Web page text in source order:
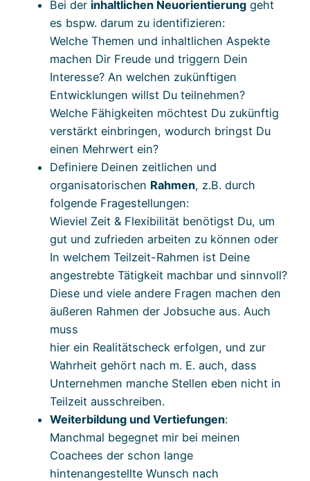
Bei der inhaltlichen Neuorientierung geht
es bspw. darum zu identifizieren:
Welche Themen und inhaltlichen Aspekte
machen Dir Freude und triggern Dein
Interesse? An welchen zukünftigen
Entwicklungen willst Du teilnehmen?
Welche Fähigkeiten möchtest Du zukünftig
verstärkt einbringen, wodurch bringst Du
einen Mehrwert ein?
Definiere Deinen zeitlichen und
organisatorischen Rahmen, z.B. durch
folgende Fragestellungen:
Wieviel Zeit & Flexibilität benötigst Du, um
gut und zufrieden arbeiten zu können oder
In welchem Teilzeit-Rahmen ist Deine
angestrebte Tätigkeit machbar und sinnvoll?
Diese und viele andere Fragen machen den
äußeren Rahmen der Jobsuche aus. Auch
muss
hier ein Realitätscheck erfolgen, und zur
Wahrheit gehört nach m. E. auch, dass
Unternehmen manche Stellen eben nicht in
Teilzeit ausschreiben.
Weiterbildung und Vertiefungen:
Manchmal begegnet mir bei meinen
Coachees der schon lange
hintenangestellte Wunsch nach